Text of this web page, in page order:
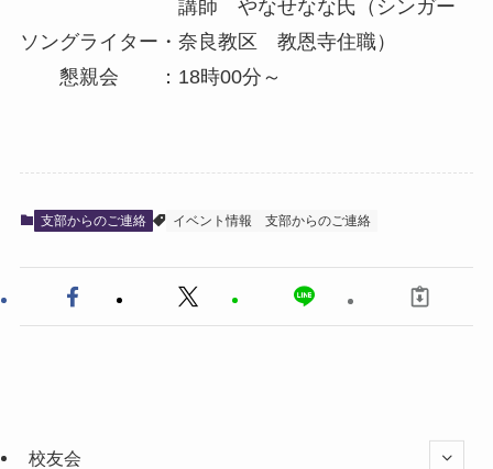
講師 やなせなな氏（シンガー
ソングライター・奈良教区 教恩寺住職）
懇親会 ：18時00分～
支部からのご連絡 イベント情報 支部からのご連絡
校友会